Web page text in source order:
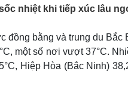
Việt Nam
Đời sống
nhiệt khi tiếp xúc lâu
đồng bằng và trung du
một số nơi vượt 37°C.
Hiệp Hòa (Bắc Ninh)